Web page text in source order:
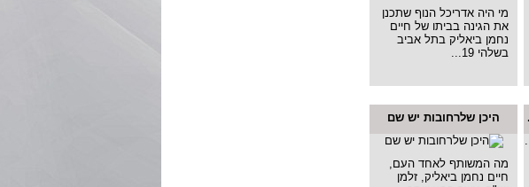
מי היה אדריכל הנוף שתכנן
את הגינה בביתו של חיים
נחמן ביאליק בתל אביב
בשלהי 19...
היכן שלרחובות יש שם
מה המשותף לאחד העם,
חיים נחמן ביאליק, זלמן